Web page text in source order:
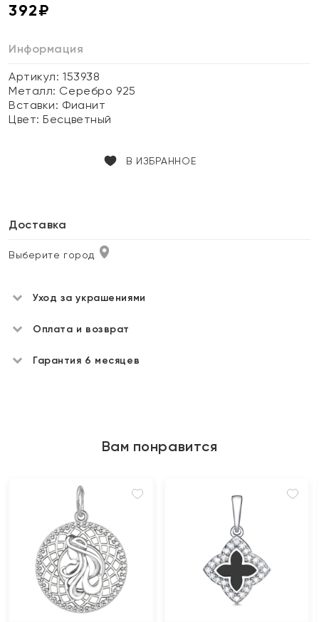
392₽
Информация
Артикул: 153938
Металл: Серебро 925
Вставки: Фианит
Цвет:Бесцветный
В ИЗБРАННОЕ
Доставка
Выберите город
Уход за украшениями
Оплата и возврат
Гарантия 6 месяцев
Вам понравится